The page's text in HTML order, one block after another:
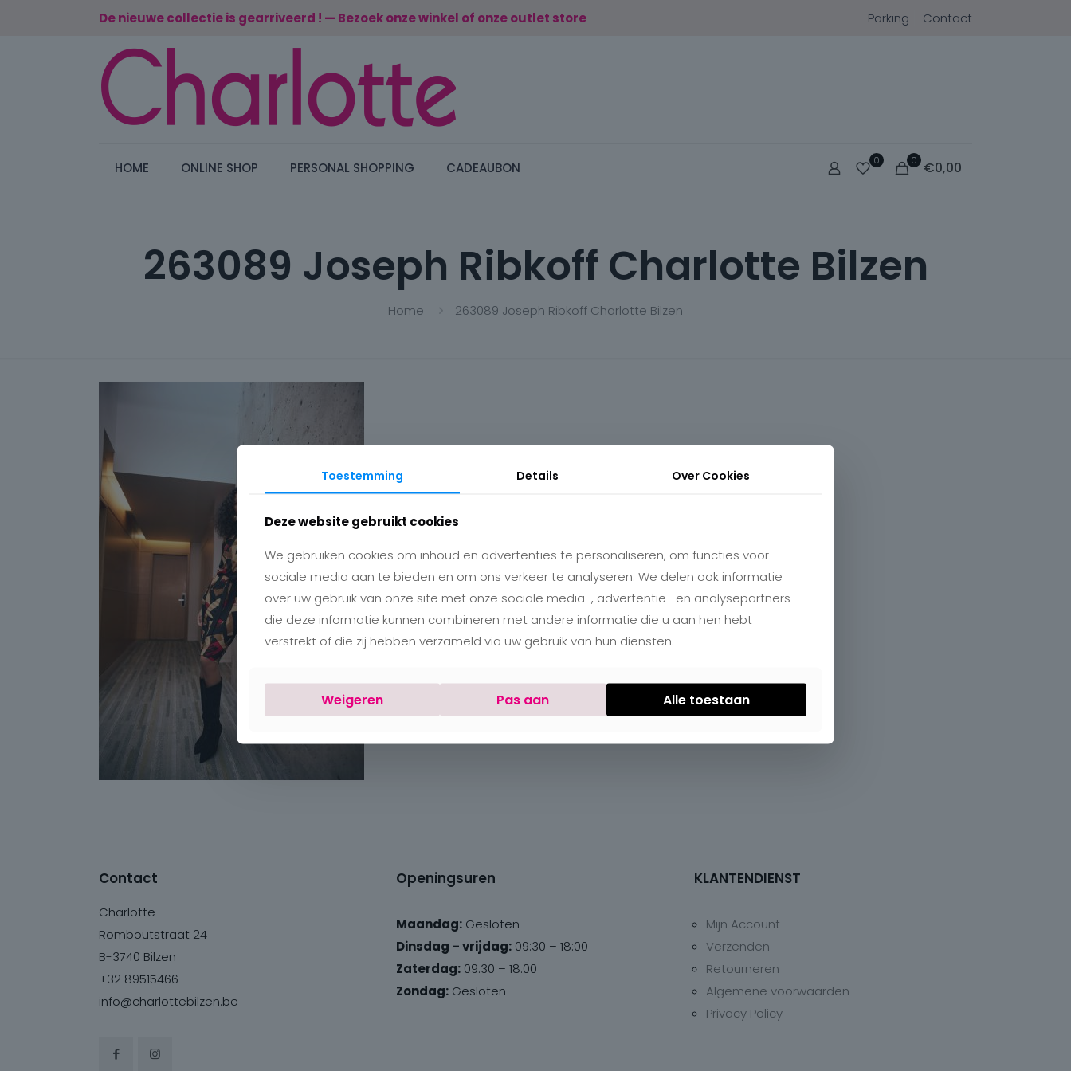
De nieuwe collectie is gearriveerd ! — Bezoek onze winkel of onze outlet store Parking Contact
HOME ONLINE SHOP PERSONAL SHOPPING CADEAUBON 0 0 €0,00
263089 Joseph Ribkoff Charlotte Bilzen
Home 263089 Joseph Ribkoff Charlotte Bilzen
Contact
Charlotte
Romboutstraat 24
B-3740 Bilzen
+32 89515466
info@charlottebilzen.be
Openingsuren
Maandag: Gesloten
Dinsdag – vrijdag: 09:30 – 18:00
Zaterdag: 09:30 – 18:00
Zondag: Gesloten
KLANTENDIENST
Mijn Account
Verzenden
Retourneren
Algemene voorwaarden
Privacy Policy
Toestemming Details Over Cookies
Deze website gebruikt cookies
We gebruiken cookies om inhoud en advertenties te personaliseren, om functies voor
sociale media aan te bieden en om ons verkeer te analyseren. We delen ook informatie
over uw gebruik van onze site met onze sociale media-, advertentie- en analysepartners
die deze informatie kunnen combineren met andere informatie die u aan hen hebt
verstrekt of die zij hebben verzameld via uw gebruik van hun diensten.
Weigeren Pas aan Alle toestaan